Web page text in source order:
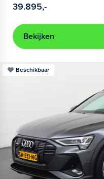
39.895,-
Bekijken
Beschikbaar